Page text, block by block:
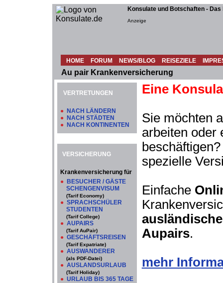
Konsulate und Botschaften -
Anzeige
HOME FORUM NEWS/BLOG REISEZIELE
Au pair Krankenversicherung
VERTRETUNGEN
● NACH LÄNDERN
● NACH STÄDTEN
● NACH KONTINENTEN
VERSICHERUNG
Krankenversicherung für
● BESUCHER / GÄSTE
SCHENGENVISUM
(Tarif Economy)
● SPRACHSCHÜLER
STUDENTEN
(Tarif College)
● AUPAIRS
(Tarif AuPair)
● GESCHÄFTSREISEN
(Tarif Expatriate)
● AUSWANDERER
(als PDF-Datei)
● AUSLANDSURLAUB
(Tarif Holiday)
● URLAUB BIS 365 TAGE
Eine
Sie möchten
arbeiten oder
spezielle
Einfache
Aupairs.
mehr